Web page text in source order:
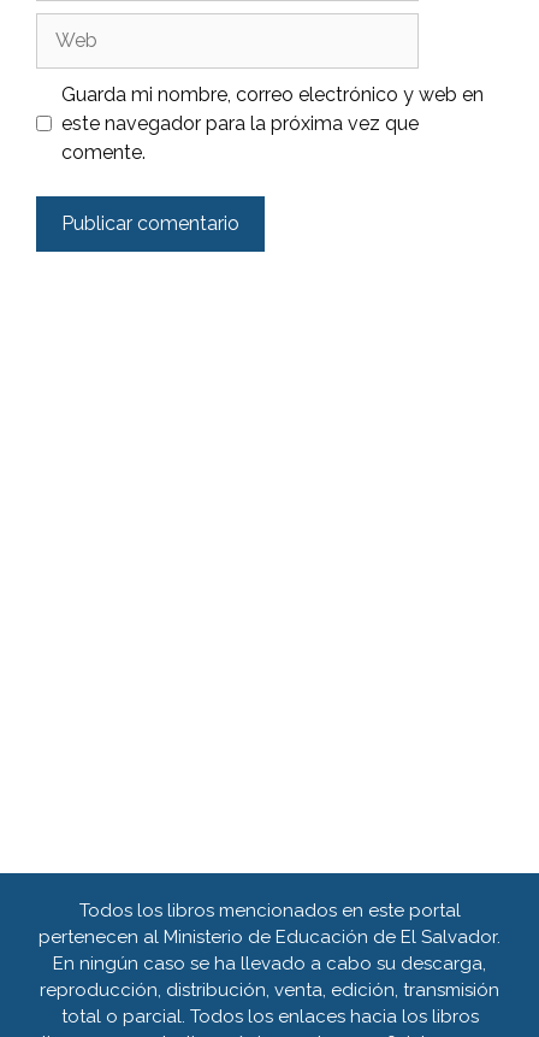
Guarda mi nombre, correo electrónico y web en
este navegador para la próxima vez que
comente.
Todos los libros mencionados en este portal
pertenecen al Ministerio de Educación de El Salvador.
En ningún caso se ha llevado a cabo su descarga,
reproducción, distribución, venta, edición, transmisión
total o parcial. Todos los enlaces hacia los libros